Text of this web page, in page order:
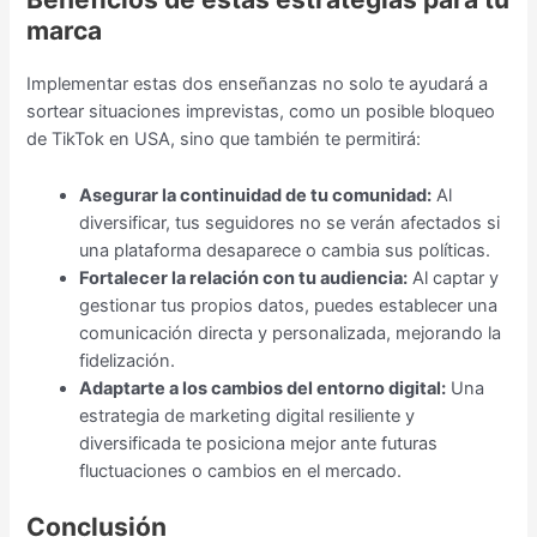
marca
Implementar estas dos enseñanzas no solo te ayudará a
sortear situaciones imprevistas, como un posible bloqueo
de TikTok en USA, sino que también te permitirá:
Asegurar la continuidad de tu comunidad: Al
diversificar, tus seguidores no se verán afectados si
una plataforma desaparece o cambia sus políticas.
Fortalecer la relación con tu audiencia: Al captar y
gestionar tus propios datos, puedes establecer una
comunicación directa y personalizada, mejorando la
fidelización.
Adaptarte a los cambios del entorno digital: Una
estrategia de marketing digital resiliente y
diversificada te posiciona mejor ante futuras
fluctuaciones o cambios en el mercado.
Conclusión